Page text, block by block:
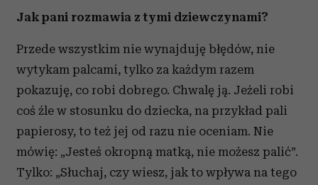
Jak pani rozmawia z tymi dziewczynami?
Przede wszystkim nie wynajduję błędów, nie
wytykam palcami, tylko za każdym razem
pokazuję, co robi dobrego. Chwalę ją. Jeżeli robi
coś źle w stosunku do dziecka, na przykład pali
papierosy, to też jej od razu nie oceniam. Nie
mówię: „Jesteś okropną matką, nie możesz palić”.
Tylko: „Słuchaj, czy wiesz, jak to wpływa na tego